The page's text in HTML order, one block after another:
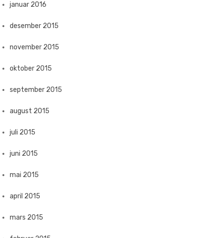
januar 2016
desember 2015
november 2015
oktober 2015
september 2015
august 2015
juli 2015
juni 2015
mai 2015
april 2015
mars 2015